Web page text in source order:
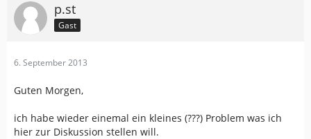
p.st
Gast
6. September 2013
Guten Morgen,
ich habe wieder einemal ein kleines (???) Problem was ich
hier zur Diskussion stellen will.